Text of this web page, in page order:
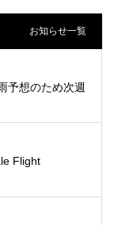
お知らせ一覧
予想のため次週
Flight